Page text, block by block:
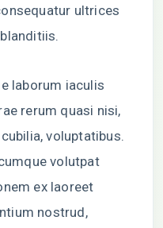
ultrices
laborum iaculis
rerum quasi nisi,
voluptatibus.
volutpat
ex laoreet
nostrud,